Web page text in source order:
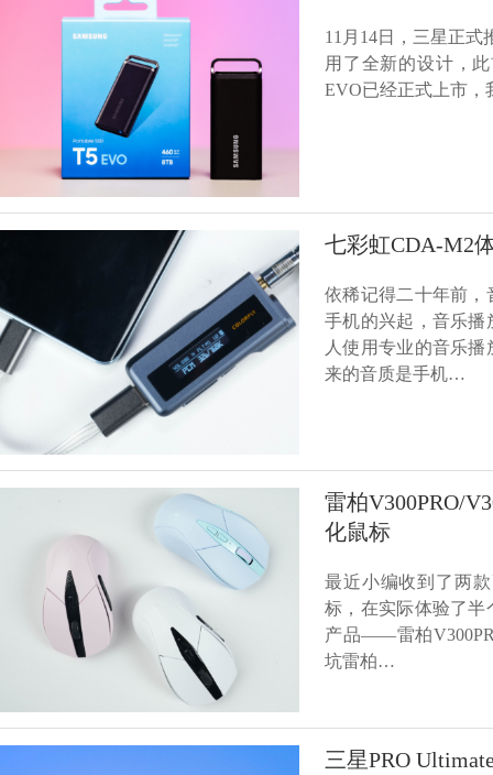
11月14日，三星正
用了全新的设计，
EVO已经正式上市
七彩虹CDA-M2
依稀记得二十年前，
手机的兴起，音乐播
人使用专业的音乐
来的音质是手机…
雷柏V300PRO/
化鼠标
最近小编收到了两
标，在实际体验了半
产品——雷柏
坑雷柏…
三星PRO